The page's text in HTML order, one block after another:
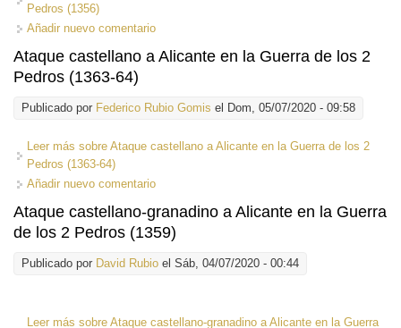
Pedros (1356)
Añadir nuevo comentario
Ataque castellano a Alicante en la Guerra de los 2
Pedros (1363-64)
Publicado por Federico Rubio Gomis el Dom, 05/07/2020 - 09:58
Leer más sobre Ataque castellano a Alicante en la Guerra de los 2
Pedros (1363-64)
Añadir nuevo comentario
Ataque castellano-granadino a Alicante en la Guerra
de los 2 Pedros (1359)
Publicado por David Rubio el Sáb, 04/07/2020 - 00:44
Leer más sobre Ataque castellano-granadino a Alicante en la Guerra